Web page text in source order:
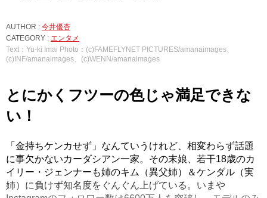
AUTHOR : 今井優杏
CATEGORY : エンタメ
Text：Yu-ki Imai Photo：(c)FAMEFLYNET PICTURES/amanaimages、
(c)INF/amanaimages、(c)WENN/amanaimages
とにかくフツーの色じゃ満足できな
い！
「金持ちケンカせず」なんていうけれど、相変わらず話題
に事欠かないカーダシアン一家。その末娘、若干18歳のカ
イリー・ジェンナーも姉のキム（異父姉）＆ケンダル（実
姉）に負けず知名度をぐんぐん上げている。いまや